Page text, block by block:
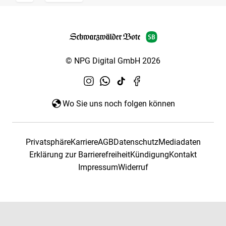
© NPG Digital GmbH 2026
Wo Sie uns noch folgen können
PrivatsphäreKarriereAGBDatenschutzMediadaten
Erklärung zur BarrierefreiheitKündigungKontakt
ImpressumWiderruf